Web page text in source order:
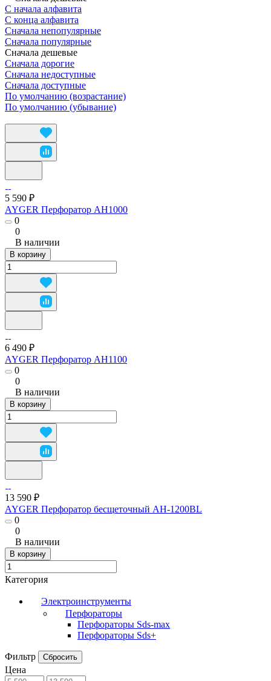
С начала алфавита
С конца алфавита
Сначала непопулярные
Сначала популярные
Сначала дешевые
Сначала дорогие
Сначала недоступные
Сначала доступные
По умолчанию (возрастание)
По умолчанию (убывание)
5 590 ₽
AYGER Перфоратор AH1000
0
0
В наличии
В корзину
6 490 ₽
AYGER Перфоратор AH1100
0
0
В наличии
В корзину
13 590 ₽
AYGER Перфоратор бесщеточный AH-1200BL
0
0
В наличии
В корзину
Категория
Электроинструменты
Перфораторы
Перфораторы Sds-max
Перфораторы Sds+
Фильтр Сбросить
Цена